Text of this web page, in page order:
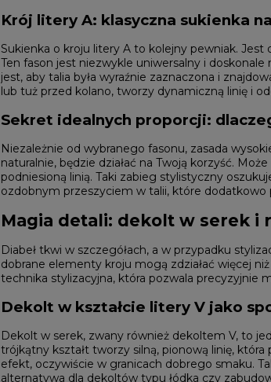
Krój litery A: klasyczna sukienka
Sukienka o kroju litery A to kolejny pewniak. Jest
Ten fason jest niezwykle uniwersalny i
jest, aby talia była wyraźnie zaznaczona i
lub tuż przed kolano, tworzy dynamiczną linię i
Sekret idealnych proporcji:
Niezależnie od wybranego fasonu, zasada
naturalnie, będzie działać na Twoją korzyść.
podniesioną linią. Taki zabieg stylistyczny
ozdobnym przeszyciem w talii, które
Magia detali: dekolt w serek i
Diabeł tkwi w szczegółach, a w przypadku
dobrane elementy kroju mogą zdziałać więcej
technika stylizacyjna, która pozwala precyzyjnie
Dekolt w kształcie litery V jako
Dekolt w serek, zwany również dekoltem V, to
trójkątny kształt tworzy silną, pionową linię,
efekt, oczywiście w granicach dobrego smaku.
alternatywa dla dekoltów typu łódka czy